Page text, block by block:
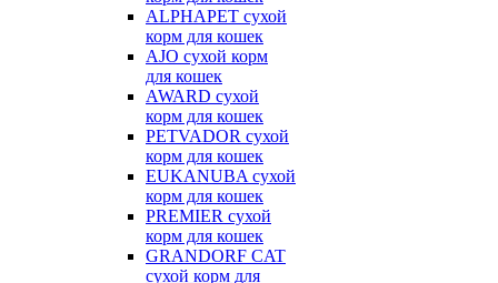
ALPHAPET сухой
корм для кошек
AJO сухой корм
для кошек
AWARD сухой
корм для кошек
PETVADOR сухой
корм для кошек
EUKANUBA сухой
корм для кошек
PREMIER сухой
корм для кошек
GRANDORF CAT
сухой корм для